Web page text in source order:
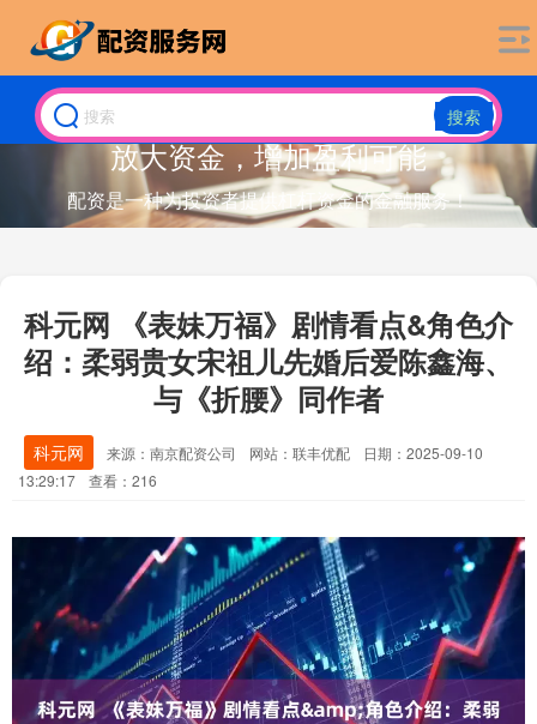
搜索
放大资金，增加盈利可能
配资是一种为投资者提供杠杆资金的金融服务！
科元网 《表妹万福》剧情看点&角色介
绍：柔弱贵女宋祖儿先婚后爱陈鑫海、
与《折腰》同作者
科元网 来源：南京配资公司 网站：联丰优配
日期：2025-09-10
13:29:17
查看：216